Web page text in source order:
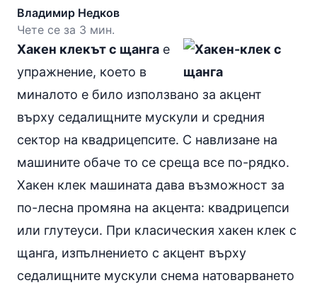
Владимир Недков
Чете се за 3 мин.
Хакен клекът с щанга е
упражнение, което в
миналото е било използвано за акцент
върху седалищните мускули и средния
сектор на квадрицепсите. С навлизане на
машините обаче то се среща все по-рядко.
Хакен клек машината дава възможност за
по-лесна промяна на акцента: квадрицепси
или глутеуси. При класическия хакен клек с
щанга, изпълнението с акцент върху
седалищните мускули снема натоварването